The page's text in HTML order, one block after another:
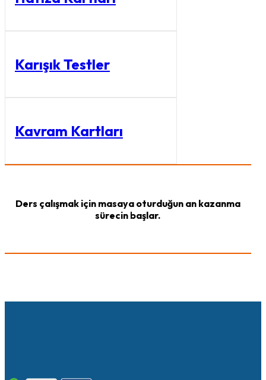
Karışık Testler
Kavram Kartları
Ders çalışmak için masaya oturduğun an kazanma
sürecin başlar.